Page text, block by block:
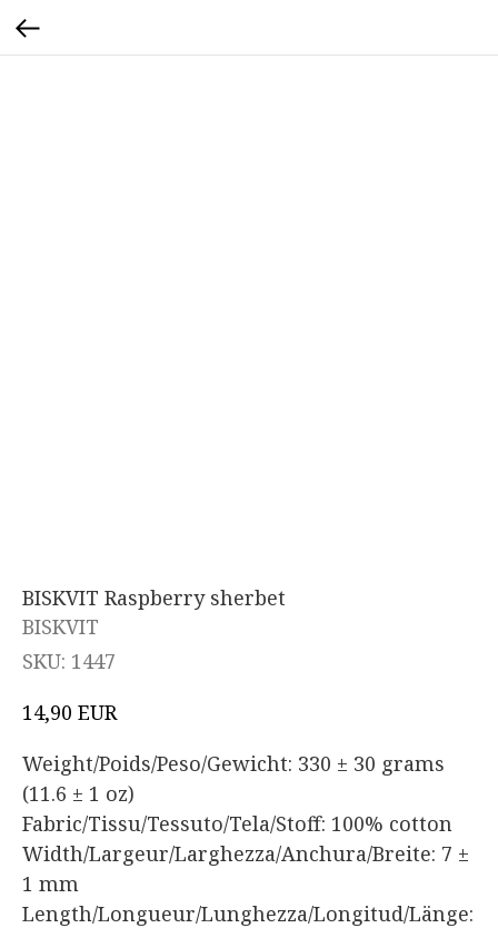
BISKVIT Raspberry sherbet
BISKVIT
SKU: 1447
14,90 EUR
Weight/Poids/Peso/Gewicht: 330 ± 30 grams
(11.6 ± 1 oz)
Fabric/Tissu/Tessuto/Tela/Stoff: 100% cotton
Width/Largeur/Larghezza/Anchura/Breite: 7 ±
1 mm
Length/Longueur/Lunghezza/Longitud/Länge: